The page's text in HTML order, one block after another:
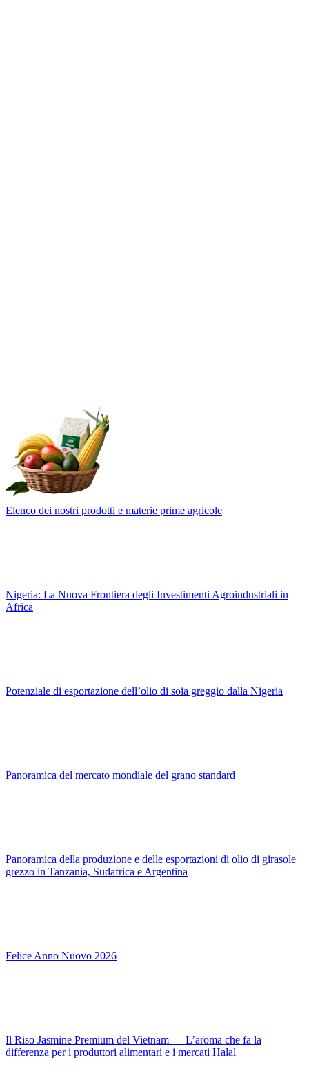
Elenco dei nostri prodotti e materie prime agricole
Nigeria: La Nuova Frontiera degli Investimenti Agroindustriali in
Africa
Potenziale di esportazione dell’olio di soia greggio dalla Nigeria
Panoramica del mercato mondiale del grano standard
Panoramica della produzione e delle esportazioni di olio di girasole
grezzo in Tanzania, Sudafrica e Argentina
Felice Anno Nuovo 2026
Il Riso Jasmine Premium del Vietnam — L’aroma che fa la
differenza per i produttori alimentari e i mercati Halal